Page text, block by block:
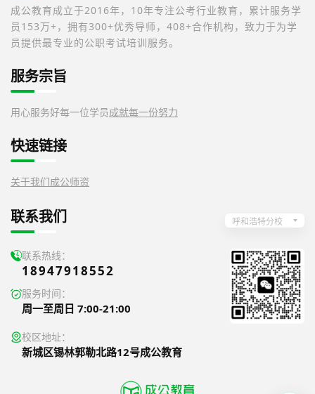
成公教育成立于2016年，10年专注公考行业教育，累计服务学
员153万+，拥有300+优秀导师，408+合作机构，致力于为学
员提供最专业的公职考试培训服务。
服务宗旨
用心服务好每一位学员成就每一份努力
快速链接
关于我们成公师资
联系我们 呼和浩特分校
联系热线：
18947918552
服务时间：
周一至周日 7:00-21:00
校区地址：
新城区锡林郭勒北路12号成公教育